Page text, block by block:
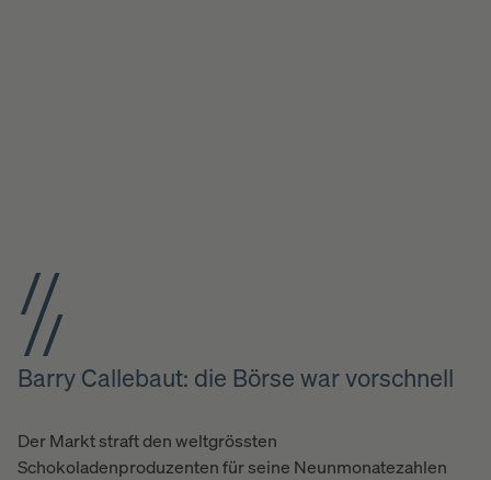
Barry Callebaut: die Börse war vorschnell
Der Markt straft den weltgrössten
Schokoladenproduzenten für seine Neunmonatezahlen